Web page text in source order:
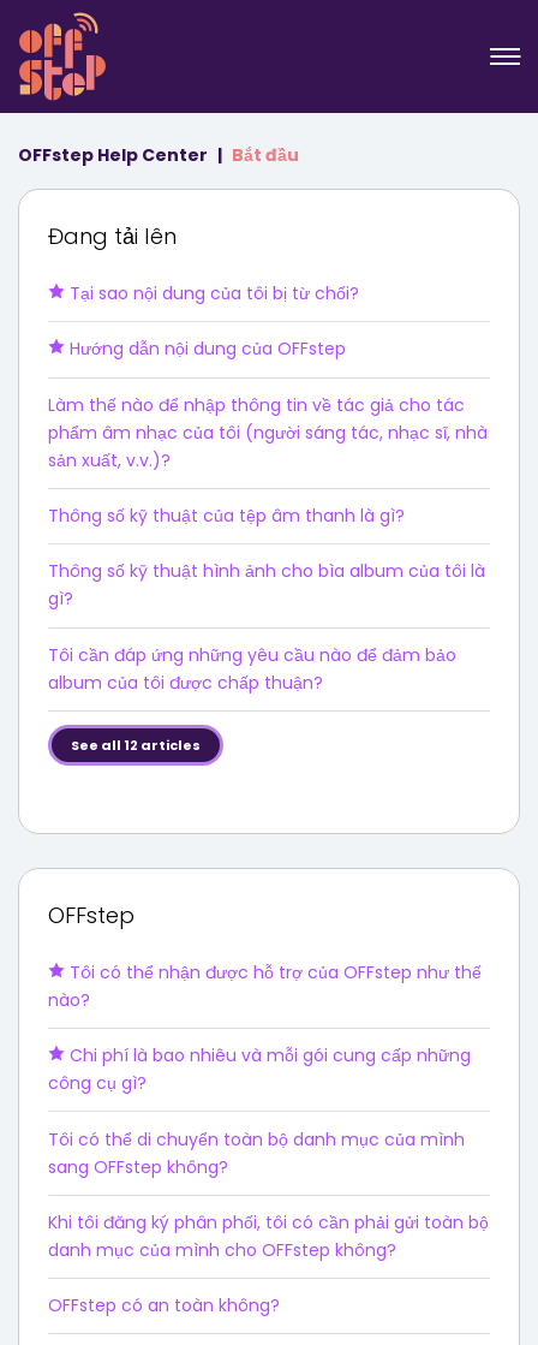
OFFstep Help Center Bắt đầu
Đang tải lên
Tại sao nội dung của tôi bị từ chối?
Hướng dẫn nội dung của OFFstep
Làm thế nào để nhập thông tin về tác giả cho tác
phẩm âm nhạc của tôi (người sáng tác, nhạc sĩ, nhà
sản xuất, v.v.)?
Thông số kỹ thuật của tệp âm thanh là gì?
Thông số kỹ thuật hình ảnh cho bìa album của tôi là
gì?
Tôi cần đáp ứng những yêu cầu nào để đảm bảo
album của tôi được chấp thuận?
See all 12 articles
OFFstep
Tôi có thể nhận được hỗ trợ của OFFstep như thế
nào?
Chi phí là bao nhiêu và mỗi gói cung cấp những
công cụ gì?
Tôi có thể di chuyển toàn bộ danh mục của mình
sang OFFstep không?
Khi tôi đăng ký phân phối, tôi có cần phải gửi toàn bộ
danh mục của mình cho OFFstep không?
OFFstep có an toàn không?